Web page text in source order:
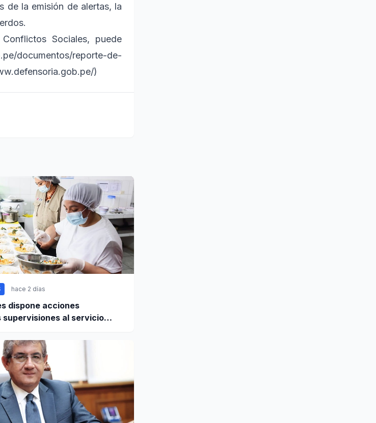
de la emisión de alertas, la
Sociales, puede
documentos/reporte-de-
)
hace 2 días
dispone acciones
supervisiones al servicio